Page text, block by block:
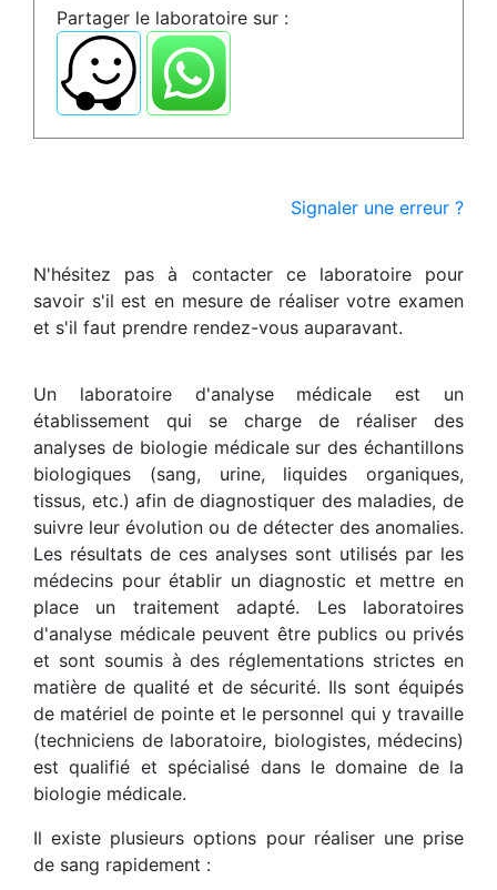
Partager le laboratoire sur :
Signaler une erreur ?
N'hésitez pas à contacter ce laboratoire pour
savoir s'il est en mesure de réaliser votre examen
et s'il faut prendre rendez-vous auparavant.
Un laboratoire d'analyse médicale est un
établissement qui se charge de réaliser des
analyses de biologie médicale sur des échantillons
biologiques (sang, urine, liquides organiques,
tissus, etc.) afin de diagnostiquer des maladies, de
suivre leur évolution ou de détecter des anomalies.
Les résultats de ces analyses sont utilisés par les
médecins pour établir un diagnostic et mettre en
place un traitement adapté. Les laboratoires
d'analyse médicale peuvent être publics ou privés
et sont soumis à des réglementations strictes en
matière de qualité et de sécurité. Ils sont équipés
de matériel de pointe et le personnel qui y travaille
(techniciens de laboratoire, biologistes, médecins)
est qualifié et spécialisé dans le domaine de la
biologie médicale.
Il existe plusieurs options pour réaliser une prise
de sang rapidement :